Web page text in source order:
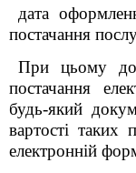
дата
постачання
При цьому
постачання
будь-який
вартості таких
електронній